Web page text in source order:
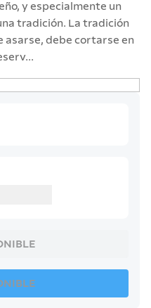
y especialmente un
tradición. La tradición
asarse, debe cortarse en